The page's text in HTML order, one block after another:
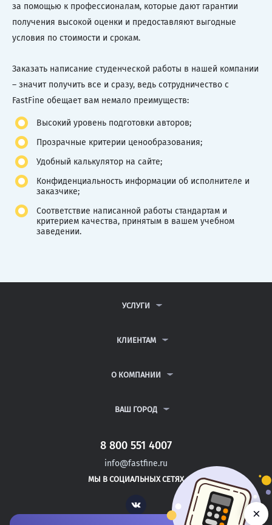
за помощью к профессионалам, которые дают гарантии
получения высокой оценки и предоставляют выгодные
условия по стоимости и срокам.
Заказать написание студенческой работы в нашей компании
– значит получить все и сразу, ведь сотрудничество с
FastFine обещает вам немало преимуществ:
Высокий уровень подготовки авторов;
Прозрачные критерии ценообразования;
Удобный калькулятор на сайте;
Конфиденциальность информации об исполнителе и
заказчике;
Соответствие написанной работы стандартам и
критерием качества, принятым в вашем учебном
заведении.
УСЛУГИ
ДИПЛОМНЫЕ РАБОТЫ
РЕФЕРАТЫ
КЛИЕНТАМ
ВОПРОСЫ И ОТВЕТЫ
ПОЛИТИКА КОНФИДЕНЦИАЛЬНОСТИ
О КОМПАНИИ
КОНТАКТЫ
ВАШ ГОРОД
САНКТ-ПЕТЕРБУРГ
КЛИН
ПУШКИН
8 800 551 4007
info@fastfine.ru
МЫ В СОЦИАЛЬНЫХ СЕТЯХ
Vk ×